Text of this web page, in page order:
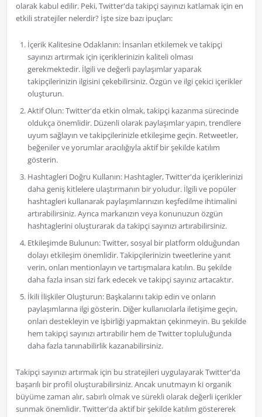
olarak kabul edilir. Peki, Twitter'da takipçi sayınızı katlamak için en
etkili stratejiler nelerdir? İşte size bazı ipuçları:
İçerik Kalitesine Odaklanın: İnsanları etkilemek ve takipçi
sayınızı artırmak için içeriklerinizin kaliteli olması
gerekmektedir. İlgili ve değerli paylaşımlar yaparak
takipçilerinizin ilgisini çekebilirsiniz. Özgün ve ilgi çekici içerikler
oluşturun.
Aktif Olun: Twitter'da etkin olmak, takipçi kazanma sürecinde
oldukça önemlidir. Düzenli olarak paylaşımlar yapın, trendlere
uyum sağlayın ve takipçilerinizle etkileşime geçin. Retweetler,
beğeniler ve yorumlar aracılığıyla aktif bir şekilde katılım
gösterin.
Hashtagleri Doğru Kullanın: Hashtagler, Twitter'da içeriklerinizi
daha geniş kitlelere ulaştırmanın bir yoludur. İlgili ve popüler
hashtagleri kullanarak paylaşımlarınızın keşfedilme ihtimalini
artırabilirsiniz. Ayrıca markanızın veya konunuzun özgün
hashtaglerini oluşturarak da takipçi sayınızı artırabilirsiniz.
Etkileşimde Bulunun: Twitter, sosyal bir platform olduğundan
dolayı etkileşim önemlidir. Takipçilerinizin tweetlerine yanıt
verin, onları mentionlayın ve tartışmalara katılın. Bu şekilde
daha fazla insan sizi fark edecek ve takipçi sayınız artacaktır.
İkili İlişkiler Oluşturun: Başkalarını takip edin ve onların
paylaşımlarına ilgi gösterin. Diğer kullanıcılarla iletişime geçin,
onları destekleyin ve işbirliği yapmaktan çekinmeyin. Bu şekilde
hem takipçi sayınızı artırabilir hem de Twitter topluluğunda
daha fazla tanınabilirlik kazanabilirsiniz.
Takipçi sayınızı artırmak için bu stratejileri uygulayarak Twitter'da
başarılı bir profil oluşturabilirsiniz. Ancak unutmayın ki organik
büyüme zaman alır, sabırlı olmak ve sürekli olarak değerli içerikler
sunmak önemlidir. Twitter'da aktif bir şekilde katılım göstererek